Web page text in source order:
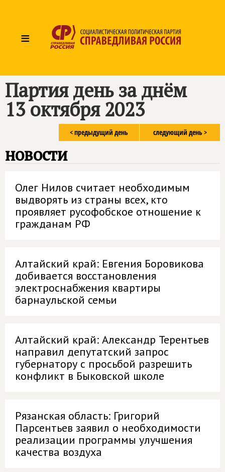
≡
Партия день за днём
13 октября 2023
следующий день >
< предыдущий день
новости
Олег Нилов считает необходимым
выдворять из страны всех, кто
проявляет русофобское отношение к
гражданам РФ
Алтайский край: Евгения Боровикова
добивается восстановления
электроснабжения квартиры
барнаульской семьи
Алтайский край: Александр Терентьев
направил депутатский запрос
губернатору с просьбой разрешить
конфликт в Быковской школе
Рязанская область: Григорий
Парсентьев заявил о необходимости
реализации программы улучшения
качества воздуха